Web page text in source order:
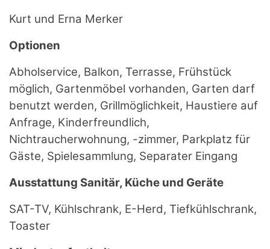
Kurt und Erna Merker
Optionen
Abholservice, Balkon, Terrasse, Frühstück
möglich, Gartenmöbel vorhanden, Garten darf
benutzt werden, Grillmöglichkeit, Haustiere auf
Anfrage, Kinderfreundlich,
Nichtraucherwohnung, -zimmer, Parkplatz für
Gäste, Spielesammlung, Separater Eingang
Ausstattung Sanitär, Küche und Geräte
SAT-TV, Kühlschrank, E-Herd, Tiefkühlschrank,
Toaster